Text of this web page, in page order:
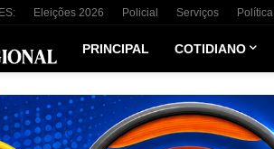
Eleições 2026 Policial Serviços Política
PRINCIPAL COTIDIANO